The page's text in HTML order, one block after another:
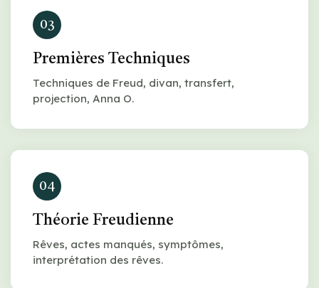
03
Premières Techniques
Techniques de Freud, divan, transfert,
projection, Anna O.
04
Théorie Freudienne
Rêves, actes manqués, symptômes,
interprétation des rêves.